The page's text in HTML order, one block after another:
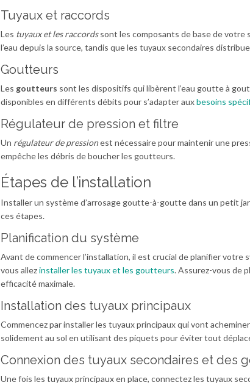
Tuyaux et raccords
Les tuyaux et les raccordssont les composants de base de votre
l’eau depuis la source, tandis que les tuyaux secondaires
Goutteurs
Les goutteurs sont les dispositifs qui libèrent l’eau goutte à
disponibles en différents débits pour s’adapter auxbesoins
Régulateur de pression et filtre
Un régulateur de pressionest nécessaire pour maintenir une
empêche les débris de boucher les goutteurs.
Étapes de l’installation
Installer un système d’arrosage goutte-à-goutte dans un petit
ces étapes.
Planification du système
Avant de commencer l’installation, il est crucial de planifier
vous allezinstaller les tuyaux et les goutteurs. Assurez-vous de
efficacité maximale.
Installation des tuyaux principaux
Commencez par installer les tuyaux principaux qui vont
solidement au sol en utilisant des piquets pour éviter tout
Connexion des tuyaux secondaires et des
Une fois les tuyaux principaux en place, connectez les tuyaux